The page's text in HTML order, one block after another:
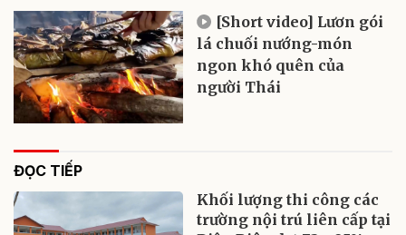
[Short video] Lươn gói
lá chuối nướng-món
ngon khó quên của
người Thái
ĐỌC TIẾP
Khối lượng thi công các
trường nội trú liên cấp tại